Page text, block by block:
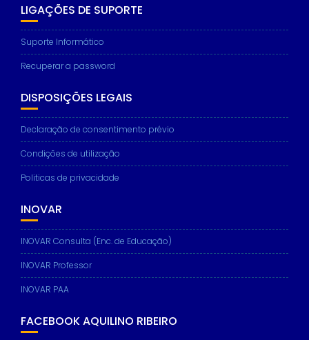
LIGAÇÕES DE SUPORTE
Suporte Informático
Recuperar a password
DISPOSIÇÕES LEGAIS
Declaração de consentimento prévio
Condições de utilização
Politicas de privacidade
INOVAR
INOVAR Consulta (Enc. de Educação)
INOVAR Professor
INOVAR PAA
FACEBOOK AQUILINO RIBEIRO